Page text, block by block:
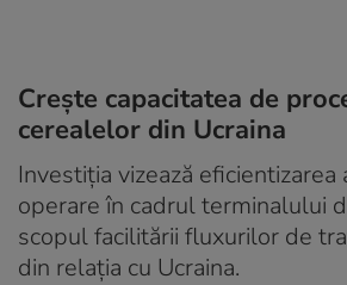
Crește capacitatea de
cerealelor din Ucraina
Investiția vizează eficientizarea
operare în cadrul terminalului
scopul facilitării fluxurilor de
din relația cu Ucraina.